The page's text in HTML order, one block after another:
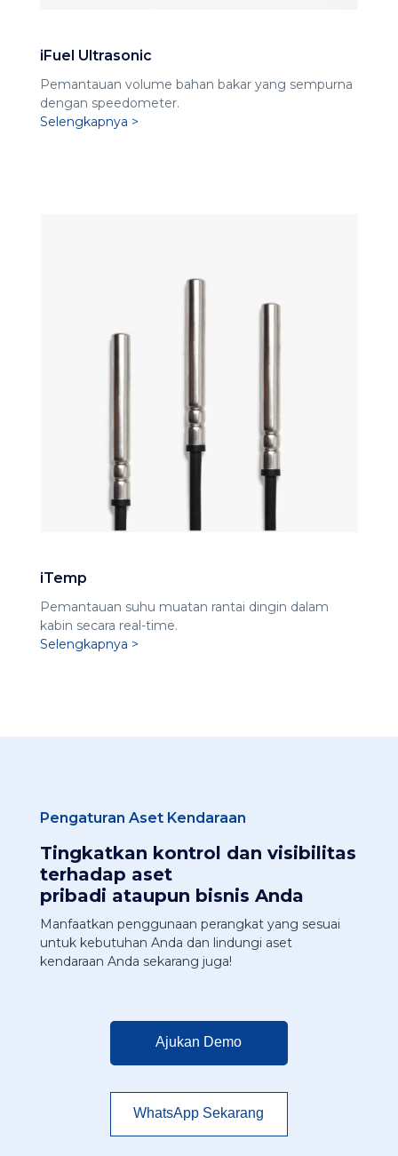
iFuel Ultrasonic
Pemantauan volume bahan bakar yang sempurna
dengan speedometer.
Selengkapnya >
iTemp
Pemantauan suhu muatan rantai dingin dalam
kabin secara real-time.
Selengkapnya >
Pengaturan Aset Kendaraan
Tingkatkan kontrol dan visibilitas
terhadap aset
pribadi ataupun bisnis Anda
Manfaatkan penggunaan perangkat yang sesuai
untuk kebutuhan Anda dan lindungi aset
kendaraan Anda sekarang juga!
Ajukan Demo
WhatsApp Sekarang